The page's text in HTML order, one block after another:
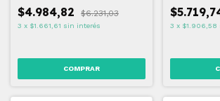
$4.984,82 $6.231,03
3 x $1.661,61 sin interés 3 x $1.906,58